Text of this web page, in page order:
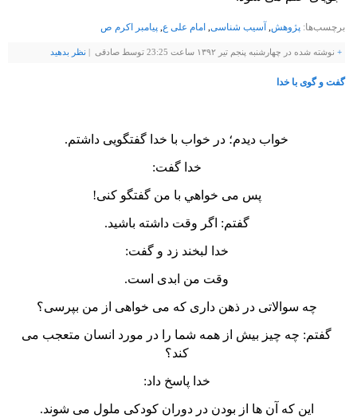
برچسب‌ها: پژوهش, آسیب شناسی, امام علی ع, پیامبر اکرم ص
+ نوشته شده در چهارشنبه پنجم تیر ۱۳۹۲ ساعت 23:25 توسط صادقی | نظر بدهيد
گفت و گوی با خدا
خواب ديدم؛ در خواب با خدا گفتگويی داشتم.
خدا گفت:
پس می خواهي با من گفتگو کنی!
گفتم: اگر وقت داشته باشيد.
خدا لبخند زد و گفت:
وقت من ابدی است.
چه سوالاتی در ذهن داری که می خواهی از من بپرسی؟
گفتم: چه چيز بيش از همه شما را در مورد انسان متعجب می
کند؟
خدا پاسخ داد:
اين که آن ها از بودن در دوران کودکی ملول می شوند.